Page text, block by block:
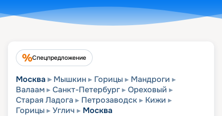
Спецпредложение
Москва Мышкин Горицы
Мандроги
Валаам
Санкт-Петербург
Ореховый
Старая Ладога
Петрозаводск
Кижи
Горицы
Углич Москва